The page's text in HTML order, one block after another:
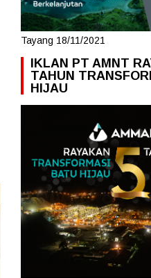
Tayang 18/11/2021
IKLAN PT AMNT
TAHUN
HIJAU